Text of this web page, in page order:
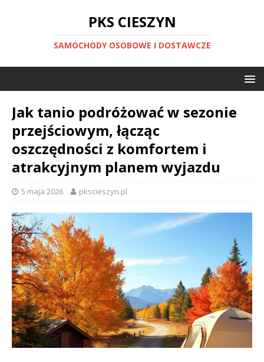
PKS CIESZYN
SAMOCHODY OSOBOWE I DOSTAWCZE
Jak tanio podróżować w sezonie
przejściowym, łącząc
oszczędności z komfortem i
atrakcyjnym planem wyjazdu
5 maja 2026 pkscieszyn.pl